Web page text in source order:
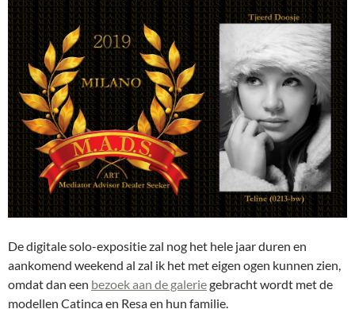
De digitale solo-expositie zal nog het hele jaar duren en
aankomend weekend al zal ik het met eigen ogen kunnen zien,
omdat dan een bezoek aan de galeriegebracht wordt met de
modellen Catinca en Resa en hun familie.